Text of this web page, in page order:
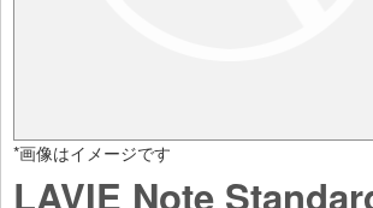
*画像はイメージです
LAVIE Note